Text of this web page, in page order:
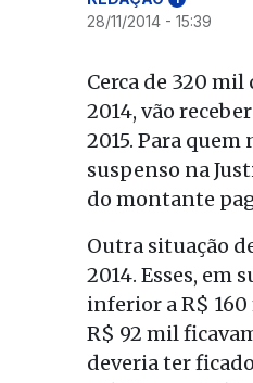
28/11/2014 - 15:39
Cerca de 320
2014, vão
2015. Para
suspenso na
do montante
Outra situação
2014. Esses, em
inferior a R$
R$ 92 mil
deveria ter